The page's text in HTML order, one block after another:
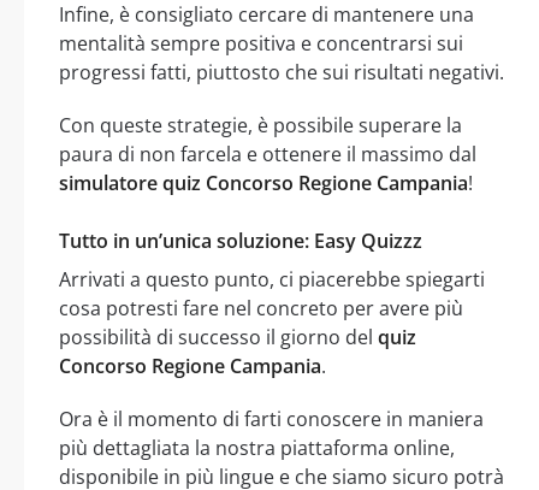
Infine, è consigliato cercare di mantenere una
mentalità sempre positiva e concentrarsi sui
progressi fatti, piuttosto che sui risultati negativi.
Con queste strategie, è possibile superare la
paura di non farcela e ottenere il massimo dal
simulatore quiz Concorso Regione Campania!
Tutto in un’unica soluzione: Easy Quizzz
Arrivati a questo punto, ci piacerebbe spiegarti
cosa potresti fare nel concreto per avere più
possibilità di successo il giorno del quiz
Concorso Regione Campania.
Ora è il momento di farti conoscere in maniera
più dettagliata la nostra piattaforma online,
disponibile in più lingue e che siamo sicuro potrà